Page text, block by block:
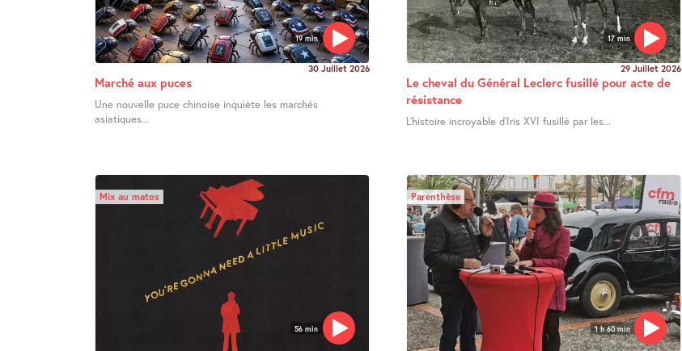
19 min
30 Juillet 2026
Marché aux puces
Une nouvelle puce chinoise inquiète les marchés
asiatiques...
17 min
29 Juillet 2026
Le cheval du Général Leclerc fusillé pour acte de
résistance
L’histoire incroyable d’Iris XVI fusillé par les...
56 min
Mix au matos
1 h 60 min
Parenthèse